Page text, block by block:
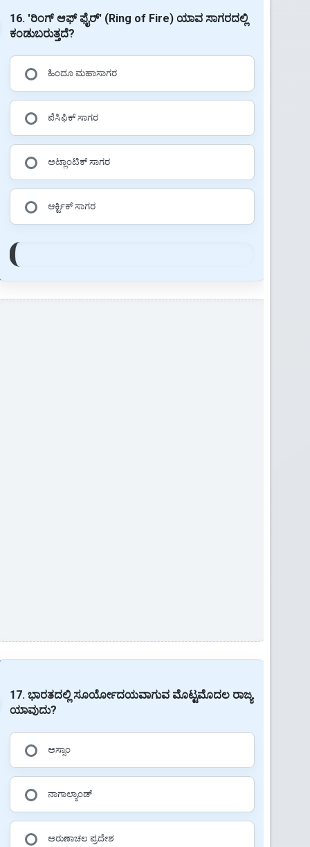
16. 'ರಿಂಗ್ ಆಫ್ ಫೈರ್' (Ring of Fire) ಯಾವ ಸಾಗರದಲ್ಲಿ
ಕಂಡುಬರುತ್ತದೆ?
ಹಿಂದೂ ಮಹಾಸಾಗರ
ಪೆಸಿಫಿಕ್ ಸಾಗರ
ಅಟ್ಲಾಂಟಿಕ್ ಸಾಗರ
ಆರ್ಕ್ಟಿಕ್ ಸಾಗರ
17. ಭಾರತದಲ್ಲಿ ಸೂರ್ಯೋದಯವಾಗುವ ಮೊಟ್ಟಮೊದಲ ರಾಜ್ಯ
ಯಾವುದು?
ಅಸ್ಸಾಂ
ನಾಗಾಲ್ಯಾಂಡ್
ಅರುಣಾಚಲ ಪ್ರದೇಶ